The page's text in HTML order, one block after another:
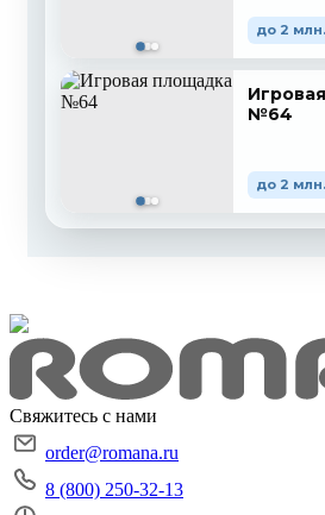
до 2
№64
до 2
Свяжитесь с нами
order@romana.ru
8 (800) 250-32-13